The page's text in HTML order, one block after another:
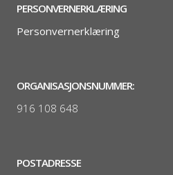
PERSONVERNERKLÆRING
Personvernerklæring
ORGANISASJONSNUMMER:
916 108 648
POSTADRESSE